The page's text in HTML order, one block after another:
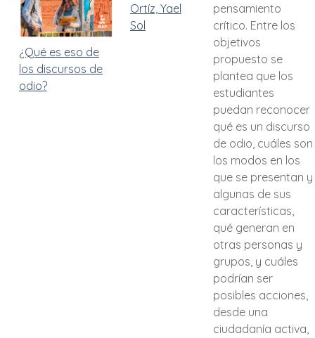
¿Qué es eso de
los discursos de
odio?
Ortíz, Yael
Sol
pensamiento
crítico. Entre los
objetivos
propuesto se
plantea que los
estudiantes
puedan reconocer
qué es un discurso
de odio, cuáles son
los modos en los
que se presentan y
algunas de sus
características,
qué generan en
otras personas y
grupos, y cuáles
podrían ser
posibles acciones,
desde una
ciudadanía activa,